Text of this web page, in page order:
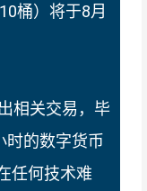
桶）将于8月
相关交易，毕
时的数字货币
任何技术难